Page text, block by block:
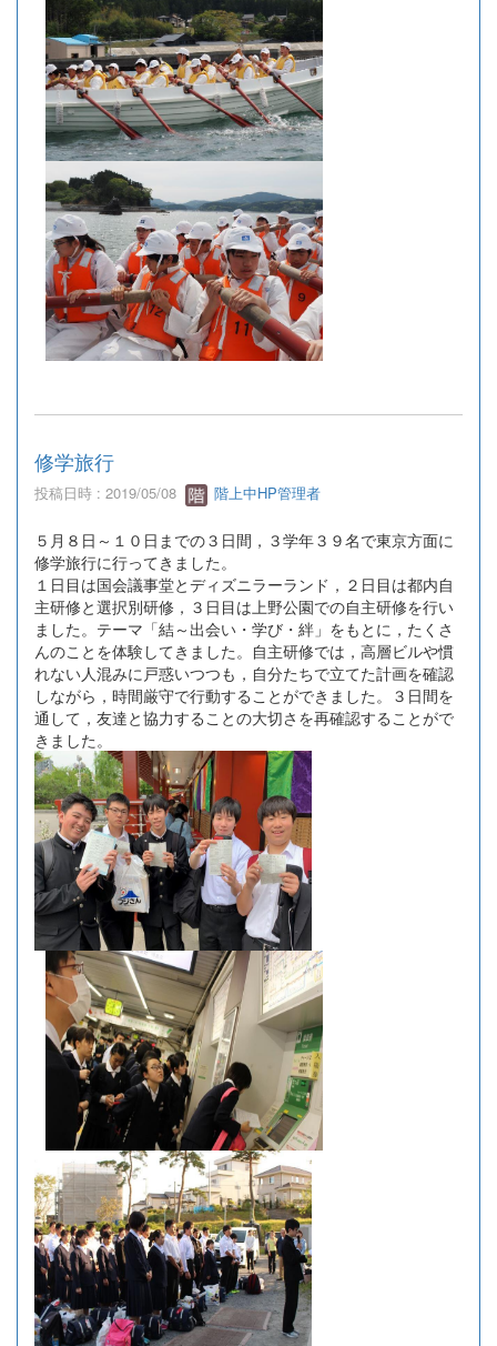
修学旅行
投稿日時 : 2019/05/08 階上中HP管理者
５月８日～１０日までの３日間，３学年３９名で東京方面に
修学旅行に行ってきました。
１日目は国会議事堂とディズニラーランド，２日目は都内自
主研修と選択別研修，３日目は上野公園での自主研修を行い
ました。テーマ「結～出会い・学び・絆」をもとに，たくさ
んのことを体験してきました。自主研修では，高層ビルや慣
れない人混みに戸惑いつつも，自分たちで立てた計画を確認
しながら，時間厳守で行動することができました。３日間を
通して，友達と協力することの大切さを再確認することがで
きました。